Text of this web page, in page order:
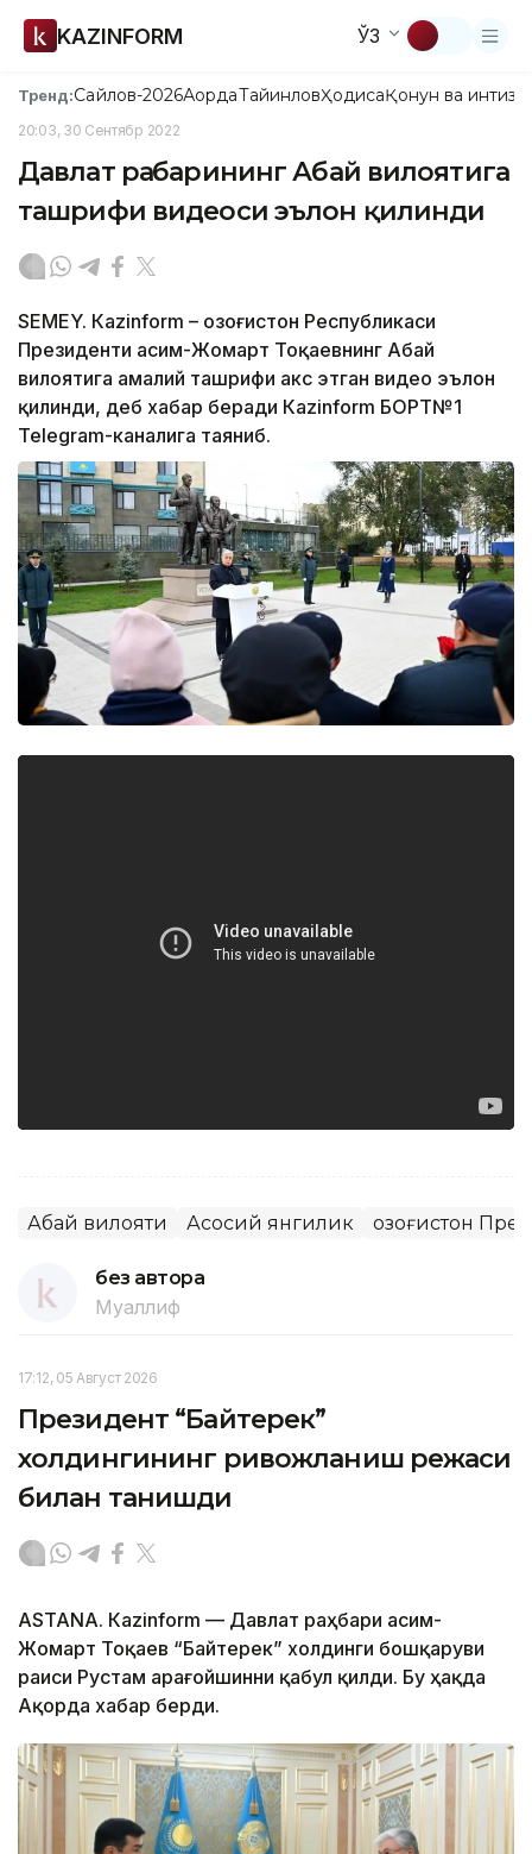
KAZINFORM ЎЗ
Тренд:Сайлов-2026АқордаТайинловҲодисаҚонун ва
20:03, 30 Сентябр 2022
Давлат раҳбарининг Абай вилоятига
ташрифи видеоси эълон қилинди
SEMEY. Кazinform – Қозоғистон Республикаси
Президенти Қасим-Жомарт Тоқаевнинг Абай
вилоятига амалий ташрифи акс этган видео эълон
қилинди, деб хабар беради Кazinform БОРТ№1
Теlegram-каналига таяниб.
Абай вилояти Асосий янгилик Қозоғистон
без автора
Муаллиф
17:12, 05 Август 2026
Президент “Байтерек”
холдингининг ривожланиш режаси
билан танишди
ASTANА. Каzinform — Давлат раҳбари Қасим-
Жомарт Тоқаев “Байтерек” холдинги бошқаруви
раиси Рустам Қарағойшинни қабул қилди. Бу ҳақда
Ақорда хабар берди.